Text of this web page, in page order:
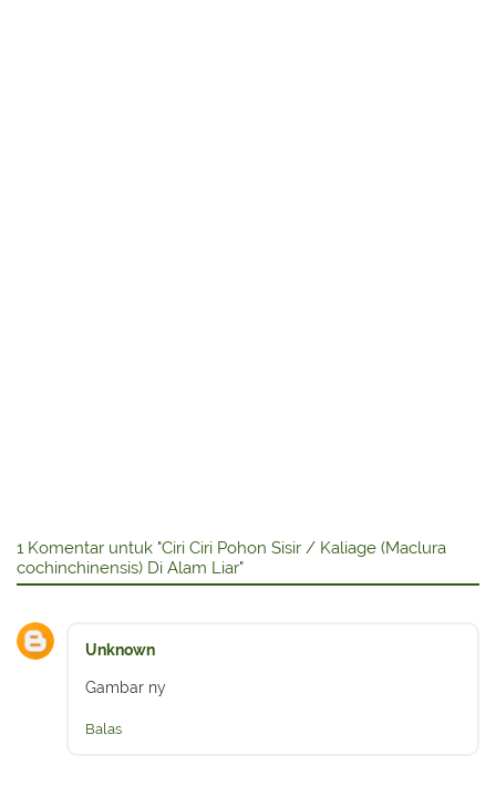
1 Komentar untuk "Ciri Ciri Pohon Sisir / Kaliage (Maclura
cochinchinensis) Di Alam Liar"
Unknown
Gambar ny
Balas